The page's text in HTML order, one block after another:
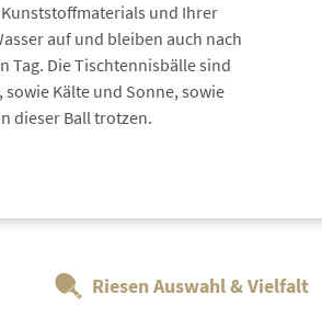
und Ihrer
auf und bleiben auch nach
Tag. Die Tischtennisbälle sind
sowie Kälte und Sonne, sowie
dieser Ball trotzen.
Riesen Auswahl & Vielfalt